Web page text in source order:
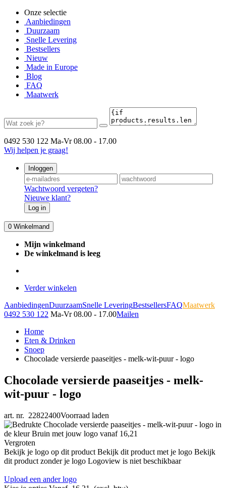
Onze selectie
Aanbiedingen
Duurzaam
Snelle Levering
Bestsellers
Nieuw
Made in Europe
Blog
FAQ
Maatwerk
0492 530 122 Ma-Vr 08.00 - 17.00
Wij helpen je graag!
Inloggen
Wachtwoord vergeten?
Nieuwe klant?
Log in
0 Winkelmand
Mijn winkelmand
De winkelmand is leeg
Verder winkelen
AanbiedingenDuurzaamSnelle LeveringBestsellersFAQMaatwerk
0492 530 122 Ma-Vr 08.00 - 17.00Mailen
Home
Eten & Drinken
Snoep
Chocolade versierde paaseitjes - melk-wit-puur - logo
Chocolade versierde paaseitjes - melk-
wit-puur - logo
art. nr. 22822400Voorraad laden
Vergroten
Bekijk je logo op dit product Bekijk dit product met je logo Bekijk
dit product zonder je logo Logoview is niet beschikbaar
Upload een ander logo